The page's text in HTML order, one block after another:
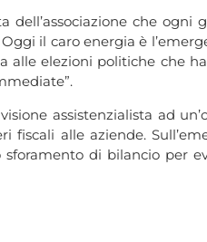
che ogni
il caro energia è
alle elezioni politiche che
assistenzialista ad
alle aziende.
di bilancio per